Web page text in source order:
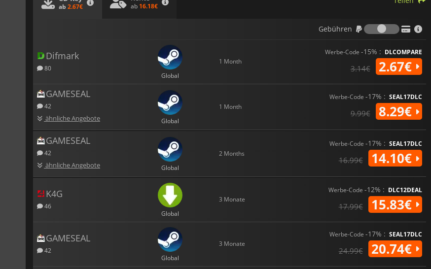
ab 2.67€ ab 16.18€
Gebühren
Gebühren
Difmark
80
Global
1 Month
Werbe-Code -15% : DLCOMPARE
3.14€ 2.67€
GAMESEAL
42
ähnliche Angebote Global
1 Month
Werbe-Code -17% : SEAL17DLC
9.99€ 8.29€
GAMESEAL
42
ähnliche Angebote Global
2 Months
Werbe-Code -17% : SEAL17DLC
16.99€ 14.10€
K4G
46
Global
3 Monate
Werbe-Code -12% : DLC12DEAL
17.99€ 15.83€
GAMESEAL
42
Global
3 Monate
Werbe-Code -17% : SEAL17DLC
24.99€ 20.74€